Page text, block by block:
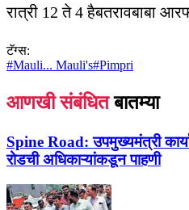
रात्री 12 ते 4 हैबतरावबाबा
टॅग्स:
#Mauli... Mauli's#Pimpri
आणखी संबंधित बातम्या
Spine Road: उपमुख्यमंत्री
रोडची अधिकाऱ्यांकडून पाहणी